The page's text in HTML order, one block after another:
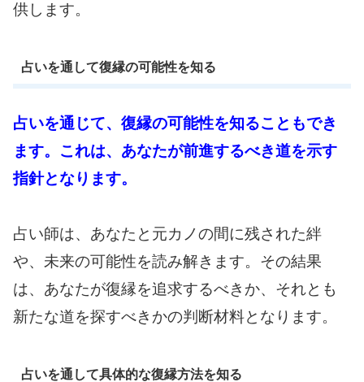
供します。
占いを通して復縁の可能性を知る
占いを通じて、復縁の可能性を知ることもでき
ます。これは、あなたが前進するべき道を示す
指針となります。
占い師は、あなたと元カノの間に残された絆
や、未来の可能性を読み解きます。その結果
は、あなたが復縁を追求するべきか、それとも
新たな道を探すべきかの判断材料となります。
占いを通して具体的な復縁方法を知る